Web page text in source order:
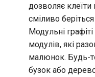
дозволяє
сміливо
Модульні
модулів, які
малюнок. Будь-
бузок або